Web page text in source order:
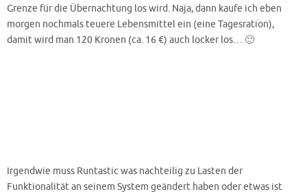
Grenze für die Übernachtung los wird. Naja, dann kaufe ich eben
morgen nochmals teuere Lebensmittel ein (eine Tagesration),
damit wird man 120 Kronen (ca. 16 €) auch locker los… 🙂
Irgendwie muss Runtastic was nachteilig zu Lasten der
Funktionalität an seinem System geändert haben oder etwas ist